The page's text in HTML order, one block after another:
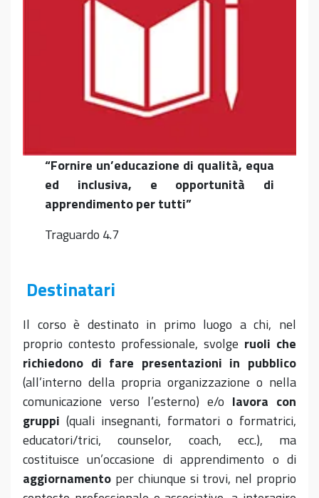
“Fornire un’educazione di qualità, equa
ed inclusiva, e opportunità di
apprendimento per tutti”
Traguardo 4.7
Destinatari
Il corso è destinato in primo luogo a chi, nel
proprio contesto professionale, svolge ruoli che
richiedono di fare presentazioni in pubblico
(all’interno della propria organizzazione o nella
comunicazione verso l’esterno) e/o lavora con
gruppi (quali insegnanti, formatori o formatrici,
educatori/trici, counselor, coach, ecc.), ma
costituisce un’occasione di apprendimento o di
aggiornamento per chiunque si trovi, nel proprio